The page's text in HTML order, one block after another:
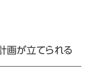
画が立てられる